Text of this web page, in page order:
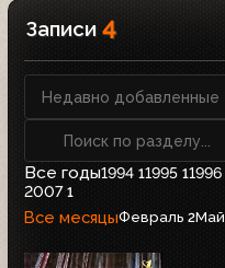
Записи 4
Все годы1994 11995 11996
2007 1
Все месяцыФевраль 2Май